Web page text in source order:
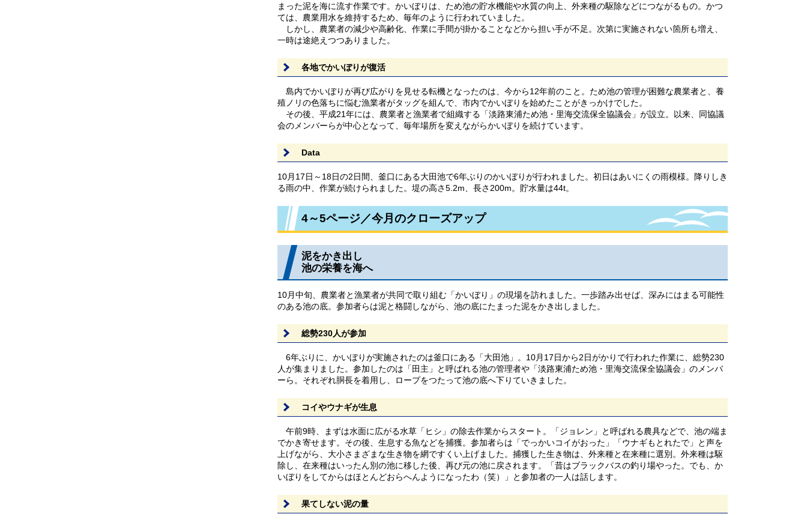
まった泥を海に流す作業です。かいぼりは、ため池の貯水機能や水質の向上、外来種の駆除などにつながるもの。かつ
ては、農業用水を維持するため、毎年のように行われていました。
しかし、農業者の減少や高齢化、作業に手間が掛かることなどから担い手が不足。次第に実施されない箇所も増え、
一時は途絶えつつありました。
各地でかいぼりが復活
島内でかいぼりが再び広がりを見せる転機となったのは、今から12年前のこと。ため池の管理が困難な農業者と、養
殖ノリの色落ちに悩む漁業者がタッグを組んで、市内でかいぼりを始めたことがきっかけでした。
その後、平成21年には、農業者と漁業者で組織する「淡路東浦ため池・里海交流保全協議会」が設立。以来、同協議
会のメンバーらが中心となって、毎年場所を変えながらかいぼりを続けています。
Data
10月17日～18日の2日間、釜口にある大田池で6年ぶりのかいぼりが行われました。初日はあいにくの雨模様。降りしき
る雨の中、作業が続けられました。堤の高さ5.2m、長さ200m。貯水量は44t。
4～5ページ／今月のクローズアップ
泥をかき出し
池の栄養を海へ
10月中旬、農業者と漁業者が共同で取り組む「かいぼり」の現場を訪れました。一歩踏み出せば、深みにはまる可能性
のある池の底。参加者らは泥と格闘しながら、池の底にたまった泥をかき出しました。
総勢230人が参加
6年ぶりに、かいぼりが実施されたのは釜口にある「大田池」。10月17日から2日がかりで行われた作業に、総勢230
人が集まりました。参加したのは「田主」と呼ばれる池の管理者や「淡路東浦ため池・里海交流保全協議会」のメンバ
ーら。それぞれ胴長を着用し、ロープをつたって池の底へ下りていきました。
コイやウナギが生息
午前9時、まずは水面に広がる水草「ヒシ」の除去作業からスタート。「ジョレン」と呼ばれる農具などで、池の端ま
でかき寄せます。その後、生息する魚などを捕獲。参加者らは「でっかいコイがおった」「ウナギもとれたで」と声を
上げながら、大小さまざまな生き物を網ですくい上げました。捕獲した生き物は、外来種と在来種に選別。外来種は駆
除し、在来種はいったん別の池に移した後、再び元の池に戻されます。「昔はブラックバスの釣り場やった。でも、か
いぼりをしてからはほとんどおらへんようになったわ（笑）」と参加者の一人は話します。
果てしない泥の量